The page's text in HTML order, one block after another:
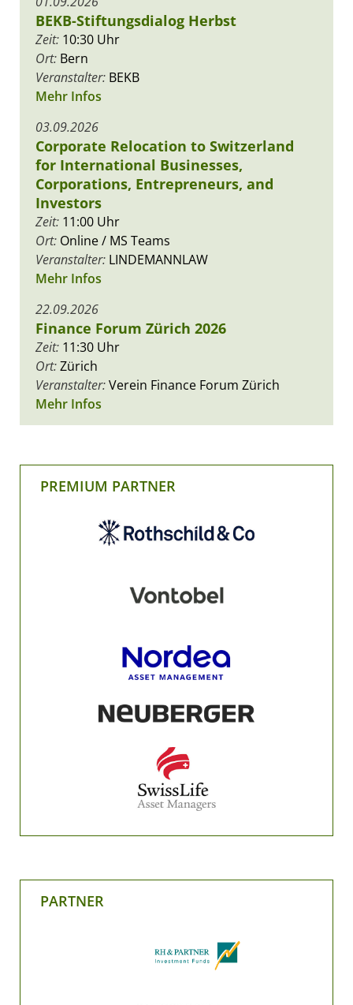
BEKB-Stiftungsdialog Herbst
Zeit: 10:30 Uhr
Ort: Bern
Veranstalter: BEKB
Mehr Infos
03.09.2026
Corporate Relocation to Switzerland
for International Businesses,
Corporations, Entrepreneurs, and
Investors
Zeit: 11:00 Uhr
Ort: Online / MS Teams
Veranstalter: LINDEMANNLAW
Mehr Infos
22.09.2026
Finance Forum Zürich 2026
Zeit: 11:30 Uhr
Ort:Zürich
Veranstalter:Verein Finance Forum Zürich
Mehr Infos
PREMIUM PARTNER
PARTNER